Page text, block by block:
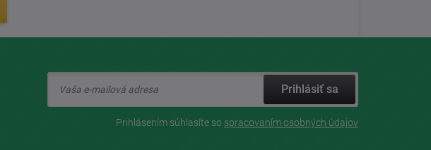
Prihlásiť sa
Prihlásením súhlasíte so spracovaním osobných údajov